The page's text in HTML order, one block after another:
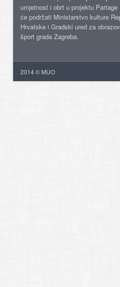
umjetnost i obrt u projektu
će podržati Ministarstvo kulture
Hrvatske i Gradski ured za
šport grada Zagreba.
2014 © MUO